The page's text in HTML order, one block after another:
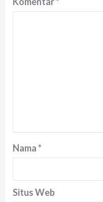
Nama*
Situs Web